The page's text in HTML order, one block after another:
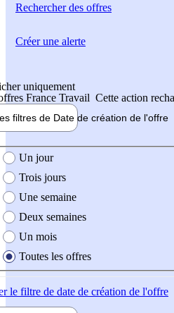
Rechercherdes offres
uniquement
France Travail Cette action
filtres de Date de création de l'offre
création de l'offre
Un jour
Trois jours
Une semaine
Deux semaines
Un mois
Toutes les offres
le filtre de date de création de l'offre
Créer une alerte